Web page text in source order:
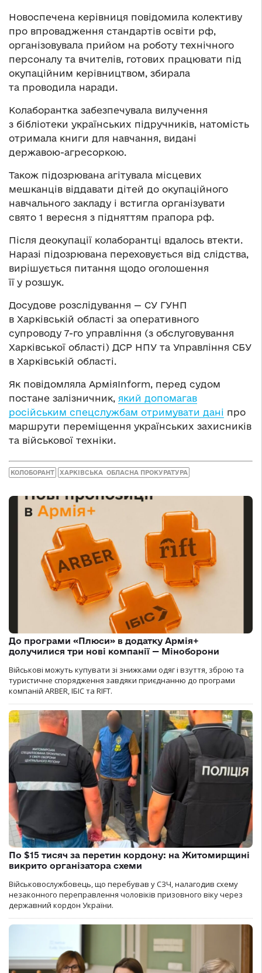
Новоспечена керівниця повідомила колективу
про впровадження стандартів освіти рф,
організовувала прийом на роботу технічного
персоналу та вчителів, готових працювати під
окупаційним керівництвом, збирала
та проводила наради.
Колаборантка забезпечувала вилучення
з бібліотеки українських підручників, натомість
отримала книги для навчання, видані
державою-агресоркою.
Також підозрювана агітувала місцевих
мешканців віддавати дітей до окупаційного
навчального закладу і встигла організувати
свято 1 вересня з підняттям прапора рф.
Після деокупації колаборантці вдалось втекти.
Наразі підозрювана переховується від слідства,
вирішується питання щодо оголошення
її у розшук.
Досудове розслідування — СУ ГУНП
в Харківській області за оперативного
супроводу 7-го управління (з обслуговування
Харківської області) ДСР НПУ та Управління СБУ
в Харківській області.
Як повідомляла АрміяInform, перед судом
постане залізничник, який допомагав
російським спецслужбам отримувати дані про
маршрути переміщення українських захисників
та військової техніки.
КОЛОБОРАНТ ХАРКІВСЬКА ОБЛАСНА ПРОКУРАТУРА
До програми «Плюси» в додатку Армія+
долучилися три нові компанії — Міноборони
Військові можуть купувати зі знижками одяг і взуття, зброю та
туристичне спорядження завдяки приєднанню до програми
компаній ARBER, ІБІС та RIFT.
По $15 тисяч за перетин кордону: на Житомирщині
викрито організатора схеми
Військовослужбовець, що перебував у СЗЧ, налагодив схему
незаконного переправлення чоловіків призовного віку через
державний кордон України.